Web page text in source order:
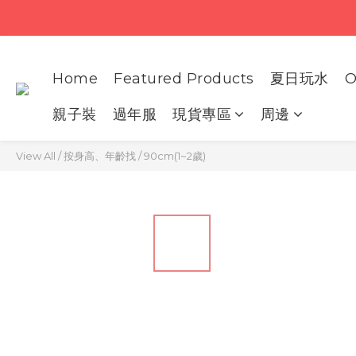
Home Featured Products 夏日玩水
親子裝 過年服 現貨專區 周邊
View All /按身高、年齡找 /90cm(1~2歲)